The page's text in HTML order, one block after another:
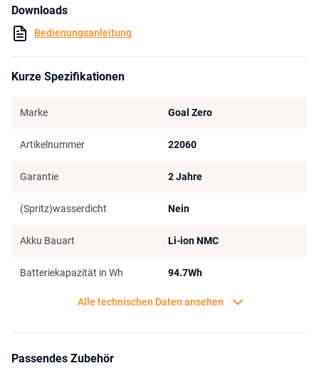
Downloads
Bedienungsanleitung
Kurze Spezifikationen
Marke Goal Zero
Artikelnummer 22060
Garantie 2 Jahre
(Spritz)wasserdicht Nein
Akku Bauart Li-ion NMC
Batteriekapazität in Wh 94.7Wh
Alle technischen Daten ansehen
Passendes Zubehör